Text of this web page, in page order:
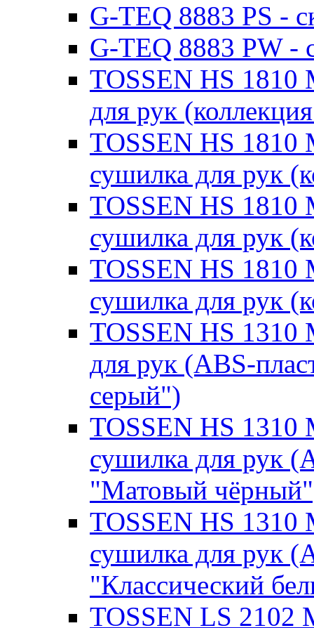
G-TEQ 8883 PS -
G-TEQ 8883 PW -
TOSSEN HS 1810
для рук
TOSSEN HS 1810
сушилка для рук
TOSSEN HS 1810
сушилка для рук
TOSSEN HS 1810
сушилка для рук
TOSSEN HS 1310
для рук (ABS-
серый")
TOSSEN HS 1310
сушилка для рук
"Матовый
TOSSEN HS 1310
сушилка для рук
"Классический
TOSSEN LS 2102